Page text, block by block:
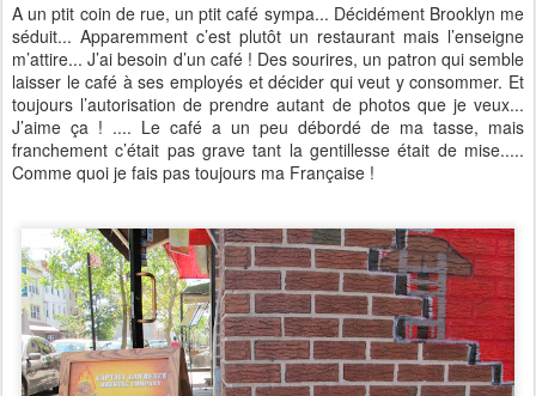
A un ptit coin de rue, un ptit café sympa... Décidément Brooklyn me
séduit... Apparemment c’est plutôt un restaurant mais l’enseigne
m’attire... J’ai besoin d’un café ! Des sourires, un patron qui semble
laisser le café à ses employés et décider qui veut y consommer. Et
toujours l’autorisation de prendre autant de photos que je veux...
J’aime ça ! .... Le café a un peu débordé de ma tasse, mais
franchement c’était pas grave tant la gentillesse était de mise.....
Comme quoi je fais pas toujours ma Française !